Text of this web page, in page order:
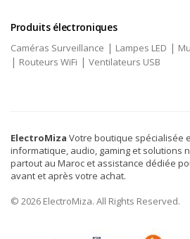
Produits électroniques
Caméras Surveillance | Lampes LED |
| Routeurs WiFi | Ventilateurs USB
ElectroMiza Votre boutique spécialisée
informatique, audio, gaming et solutions
partout au Maroc et assistance dédiée
avant et après votre achat.
© 2026 ElectroMiza. All Rights Reserved.